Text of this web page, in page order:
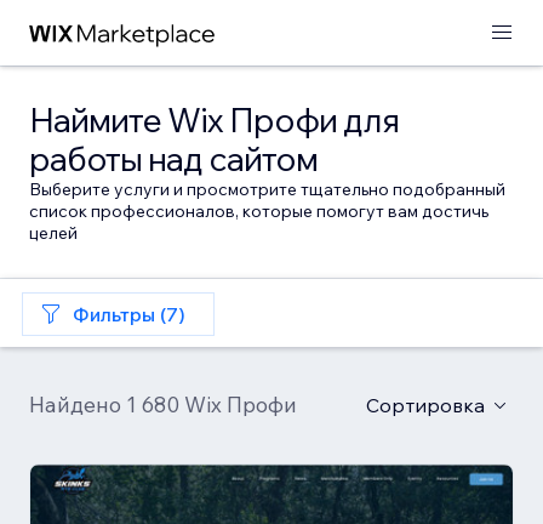
Наймите Wix Профи для
работы над сайтом
Выберите услуги и просмотрите тщательно подобранный
список профессионалов, которые помогут вам достичь
целей
Фильтры (7)
Найдено 1 680 Wix Профи Сортировка